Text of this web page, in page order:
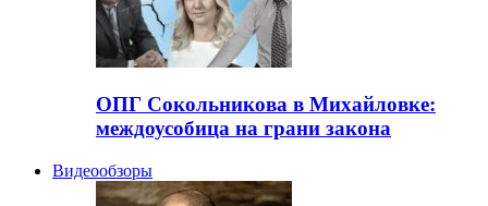
ОПГ Сокольникова в Михайловке:
междоусобица на грани закона
Видеообзоры